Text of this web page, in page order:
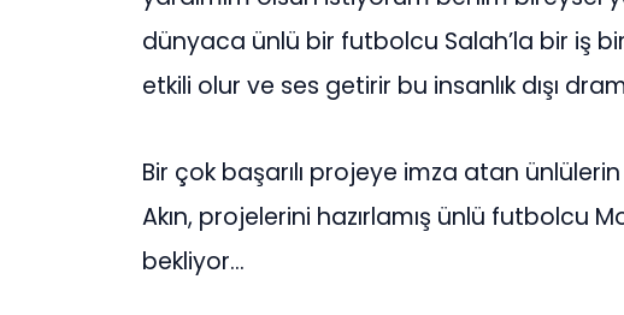
dünyaca ünlü bir futbolcu Salah’la bir iş
etkili olur ve ses getirir bu insanlık dışı
Bir çok başarılı projeye imza atan
Akın, projelerini hazırlamış ünlü futbolcu
bekliyor…